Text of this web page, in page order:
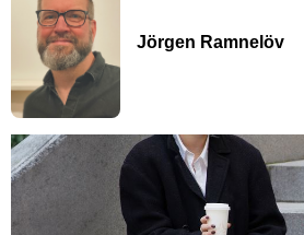
Jörgen Ramnelöv